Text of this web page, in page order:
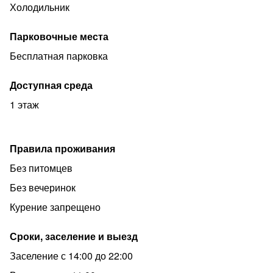
Всё для желающих уловить дух старого города!
Квартира полностью оборудована для комфортного
проживания.
Постельное бельё, полотенца, фен, чайник, утюг,
гладильная доска, пылесос, телевизор, wi-fi,
холодильник, микроволновая печь, посудомоечная
машина, стиральная машинка.
Холодильник
Парковочные места
Бесплатная парковка
Доступная среда
1 этаж
Правила проживания
Без питомцев
Без вечеринок
Курение запрещено
Сроки, заселение и выезд
Заселение с 14:00 до 22:00